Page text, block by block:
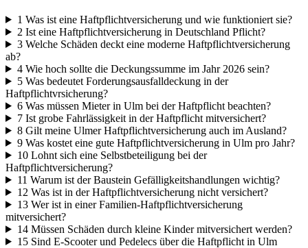
1 Was ist eine Haftpflichtversicherung und wie funktioniert sie?
2 Ist eine Haftpflichtversicherung in Deutschland Pflicht?
3Welche Schäden deckt eine moderne Haftpflichtversicherung
ab?
4Wie hoch sollte die Deckungssumme im Jahr 2026 sein?
5Was bedeutet Forderungsausfalldeckung in der
Haftpflichtvrsicherung?
6Was müssen Mieter in Ulm bei der Haftpflicht beachten?
7Ist grobe Fahrlässigkeit in der Haftpflicht mitversichert?
8Gilt meine Ulmer Haftpflichtversicherung auch im Ausland?
9Was kostet eine gute Haftpflichtversicherung in Ulm pro Jahr?
10Lohnt sich eine Selbstbeteiligung bei der
Haftpflichtversicherung?
11 Warum ist der Baustein Gefälligkeitshandlungen wichtig?
12 Was ist in der Haftpflichtversicherung nicht versichert?
13Wer ist in einer Familien-Haftpflichtversicherung
mitversichert?
14Müssen Schäden durch kleine Kinder mitversichert werden?
15Sind E-Scooter und Pedelecs über die Haftpflicht in Ulm